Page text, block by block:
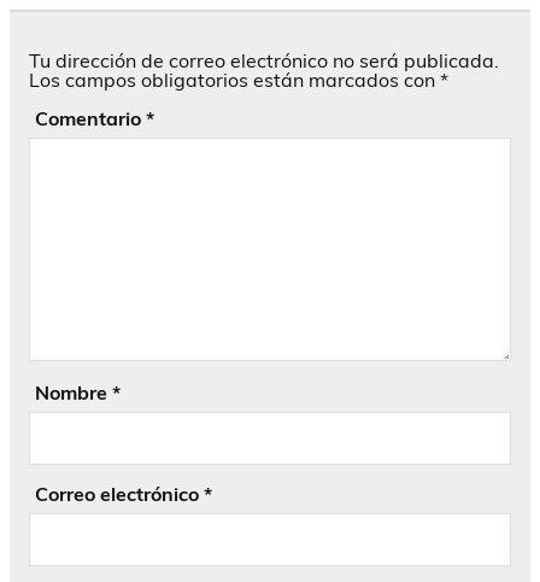
Tu dirección de correo electrónico no será publicada.
Los campos obligatorios están marcados con *
Comentario *
Nombre *
Correo electrónico *